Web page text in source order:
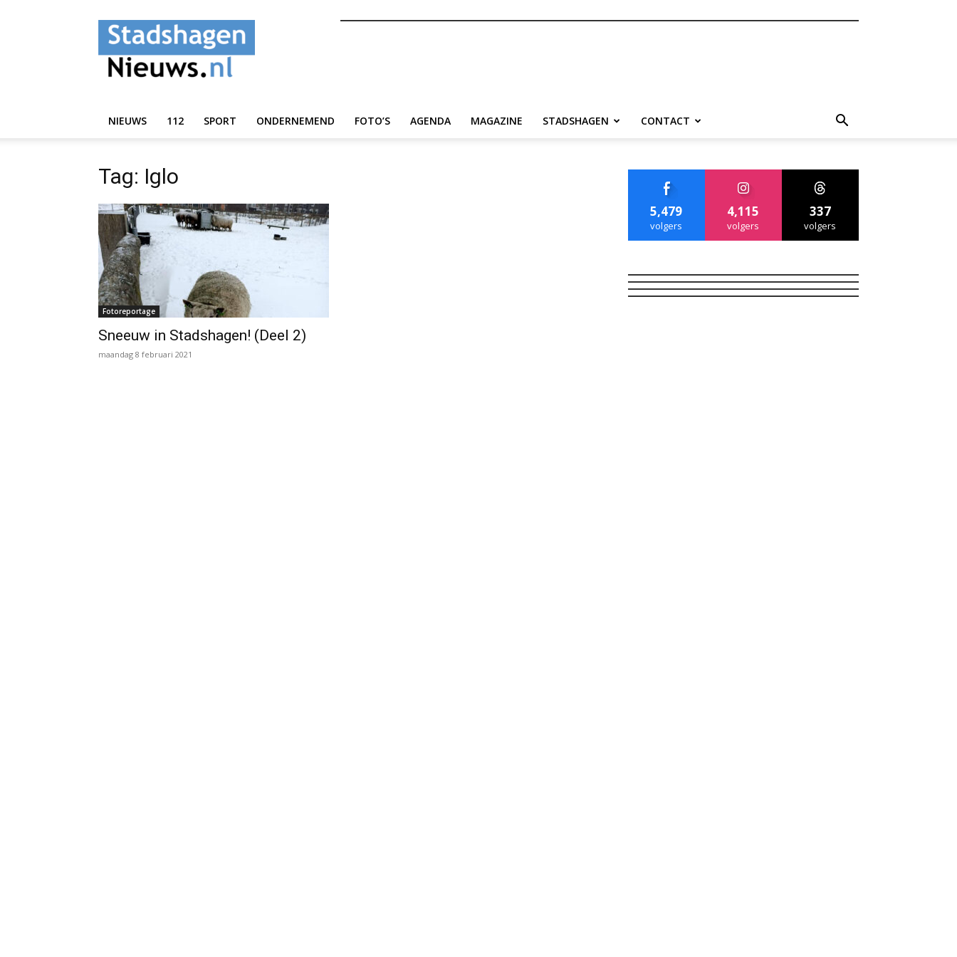
StadshagenNieuws.nl
NIEUWS 112 SPORT ONDERNEMEND FOTO’S AGENDA MAGAZINE STADSHAGEN CONTACT
Tag: Iglo
Fotoreportage
Sneeuw in Stadshagen! (Deel 2)
maandag 8 februari 2021
5,479
volgers
4,115
volgers
337
volgers